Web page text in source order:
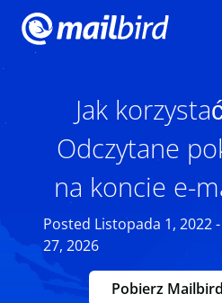
Jak
Odczytane
na koncie e-
Posted Listopada 1, 2022
27, 2026
Pobierz